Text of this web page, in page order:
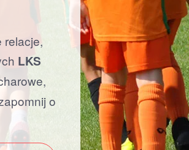
relacje,
LKS
o